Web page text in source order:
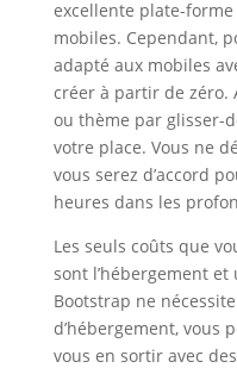
excellente plate-
mobiles. Cependant,
adapté aux mobiles
créer à partir de zéro.
ou thème par glisser-
votre place. Vous ne
vous serez d’accord
heures dans les
Les seuls coûts que
sont l’hébergement
Bootstrap ne
d’hébergement, vous
vous en sortir avec